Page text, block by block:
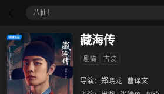
八仙！
藏海传
剧情 古装
导演： 郑晓龙
曹译文